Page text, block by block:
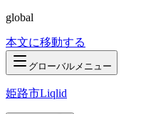
global
本文に移動する
グローバルメニュー
姫路市Liqlid